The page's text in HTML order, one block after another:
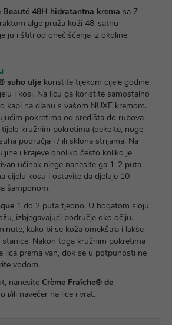
Beauté 48H hidratantna krema sa 7
alge pruža koži 48-satnu
ju i štiti od onečišćenja iz okoline.
suho ulje koristite tijekom cijele godine,
i kosi. Na licu ga koristite samostalno
kapi na dlanu s vašom NUXE kremom.
pokretima od središta do rubova
tijelo kružnim pokretima (dekolte, noge,
područja i / ili sklona strijama. Na
i krajeve onoliko često koliko je
učinak njege nanesite ga 1-2 puta
cijelu kosu i ostavite da djeluje 10
šamponom.
1 do 2 puta tjedno. U bogatom sloju
izbjegavajući područje oko očiju.
kako bi se koža omekšala i lakše
Nakon toga kružnim pokretima
lica prema van, dok se u potpunosti ne
vodom.
nanesite Crème Fraîche® de
i/ili navečer na lice i vrat.